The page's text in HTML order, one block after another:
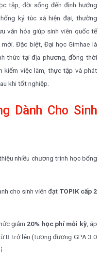
tập, đời sống đến định hướng
ký túc xá hiện đại, thường
văn hóa giúp sinh viên quốc tế
Đặc biệt, Đại học Gimhae là
thức tại địa phương, đồng thời
kiếm việc làm, thực tập và phát
khi tốt nghiệp.
Dành Cho Sinh
nhiều chương trình học bổng
cho sinh viên đạt TOPIK cấp 2
giảm 20% học phí mỗi kỳ, áp
B trở lên (tương đương GPA 3.0